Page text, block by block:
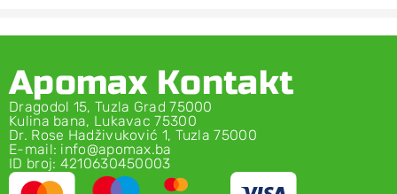
Apomax Kontakt
Dragodol 15, Tuzla Grad 75000
Kulina bana, Lukavac 75300
Dr. Rose Hadživuković 1, Tuzla 75000
E-mail: info@apomax.ba
ID broj: 4210630450003